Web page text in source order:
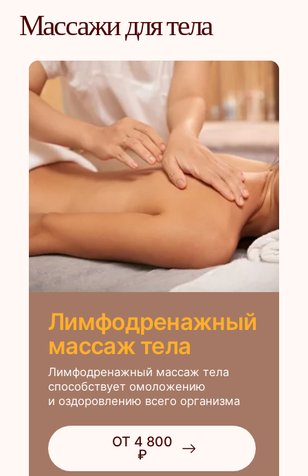
массаж
с несовершенствами тела
и проблемами подкожно-жировой
клетчатки
ОТ 3 600
₽
Корректирующие
программы
Бандажные
обертывания
Arosha (Италия)